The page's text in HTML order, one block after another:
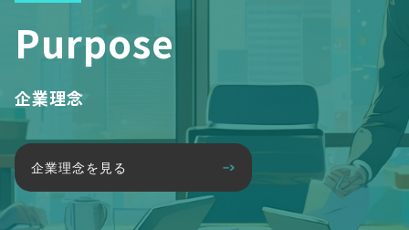
Purpose
企業理念
企業理念を見る